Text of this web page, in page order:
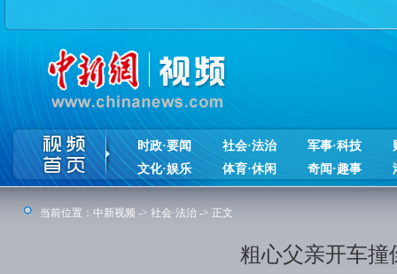
时政·要闻 社会·法治 军事·科技
文化·娱乐
体育·休闲 奇闻·趣事
当前位置： 中新视频 -> 社会·法治 -> 正文
粗心父亲开车撞